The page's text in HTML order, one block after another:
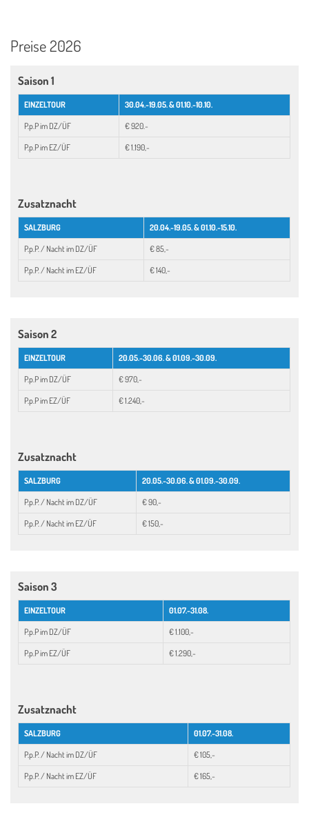
Preise 2026
Saison 1
EINZELTOUR 30.04.-19.05. & 01.10.-10.10.
P.p.P im DZ/ÜF € 920.-
P.p.P im EZ/ÜF € 1.190,-
Zusatznacht
SALZBURG 20.04.-19.05. & 01.10.-15.10.
P.p.P. / Nacht im DZ/ÜF € 85,-
P.p.P. / Nacht im EZ/ÜF € 140,-
Saison 2
EINZELTOUR 20.05.-30.06. & 01.09.-30.09.
P.p.P im DZ/ÜF € 970,-
P.p.P im EZ/ÜF € 1.240,-
Zusatznacht
SALZBURG 20.05.-30.06. & 01.09.-30.09.
P.p.P. / Nacht im DZ/ÜF € 90,-
P.p.P. / Nacht im EZ/ÜF € 150,-
Saison 3
EINZELTOUR 01.07.-31.08.
P.p.P im DZ/ÜF € 1.100,-
P.p.P im EZ/ÜF € 1.290,-
Zusatznacht
SALZBURG 01.07.-31.08.
P.p.P. / Nacht im DZ/ÜF € 105,-
P.p.P. / Nacht im EZ/ÜF € 165,-